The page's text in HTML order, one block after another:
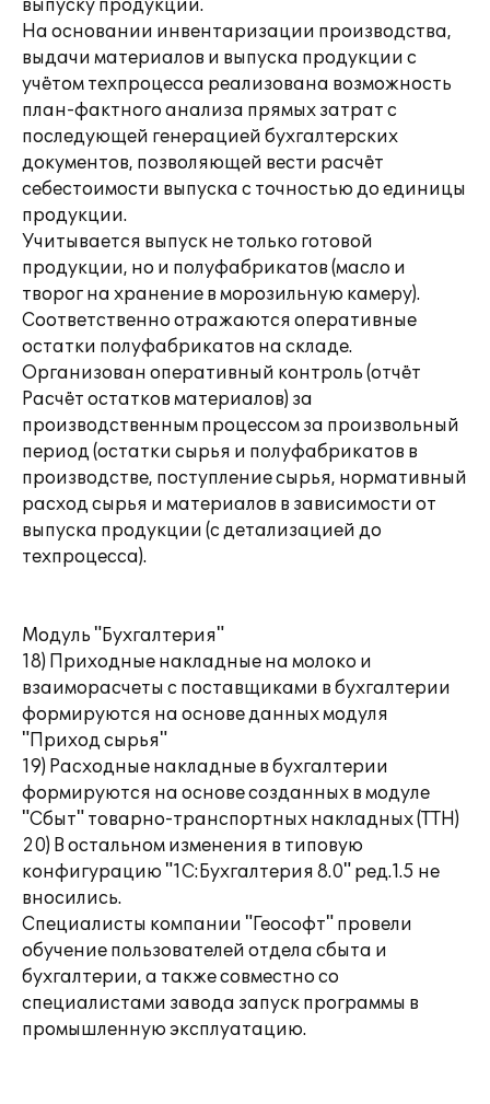
выпуску продукции.
На основании инвентаризации производства,
выдачи материалов и выпуска продукции с
учётом техпроцесса реализована возможность
план-фактного анализа прямых затрат с
последующей генерацией бухгалтерских
документов, позволяющей вести расчёт
себестоимости выпуска с точностью до единицы
продукции.
Учитывается выпуск не только готовой
продукции, но и полуфабрикатов (масло и
творог на хранение в морозильную камеру).
Соответственно отражаются оперативные
остатки полуфабрикатов на складе.
Организован оперативный контроль (отчёт
Расчёт остатков материалов) за
производственным процессом за произвольный
период (остатки сырья и полуфабрикатов в
производстве, поступление сырья, нормативный
расход сырья и материалов в зависимости от
выпуска продукции (с детализацией до
техпроцесса).
Модуль "Бухгалтерия"
18) Приходные накладные на молоко и
взаиморасчеты с поставщиками в бухгалтерии
формируются на основе данных модуля
"Приход сырья"
19) Расходные накладные в бухгалтерии
формируются на основе созданных в модуле
"Сбыт" товарно-транспортных накладных (ТТН)
20) В остальном изменения в типовую
конфигурацию "1С:Бухгалтерия 8.0" ред.1.5 не
вносились.
Специалисты компании "Геософт" провели
обучение пользователей отдела сбыта и
бухгалтерии, а также совместно со
специалистами завода запуск программы в
промышленную эксплуатацию.